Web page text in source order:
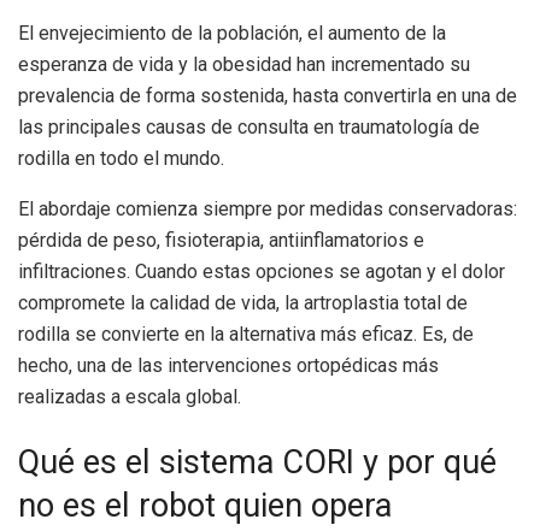
El envejecimiento de la población, el aumento de la
esperanza de vida y la obesidad han incrementado su
prevalencia de forma sostenida, hasta convertirla en una de
las principales causas de consulta en traumatología de
rodilla en todo el mundo.
El abordaje comienza siempre por medidas conservadoras:
pérdida de peso, fisioterapia, antiinflamatorios e
infiltraciones. Cuando estas opciones se agotan y el dolor
compromete la calidad de vida, la artroplastia total de
rodilla se convierte en la alternativa más eficaz. Es, de
hecho, una de las intervenciones ortopédicas más
realizadas a escala global.
Qué es el sistema CORI y por qué
no es el robot quien opera